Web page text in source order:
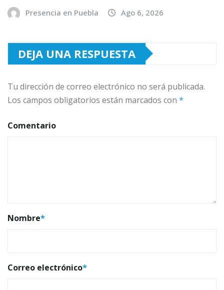
Presencia en Puebla Ago 6, 2026
DEJA UNA RESPUESTA
Tu dirección de correo electrónico no será publicada.
Los campos obligatorios están marcados con *
Comentario
Nombre*
Correo electrónico*